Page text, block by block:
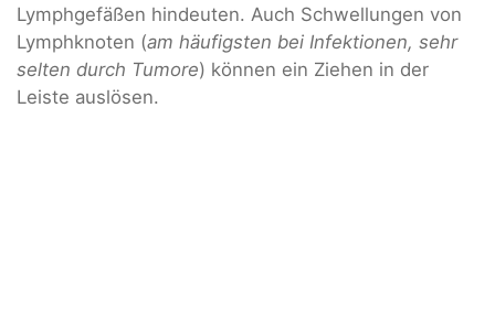
Lymphgefäßen hindeuten. Auch Schwellungen von
Lymphknoten (am häufigsten bei Infektionen, sehr
selten durch Tumore) können ein Ziehen in der
Leiste auslösen.